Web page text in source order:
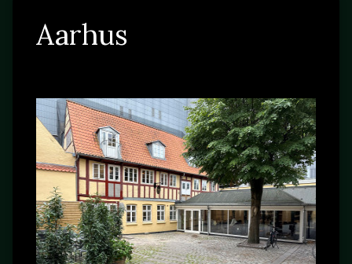
Aarhus